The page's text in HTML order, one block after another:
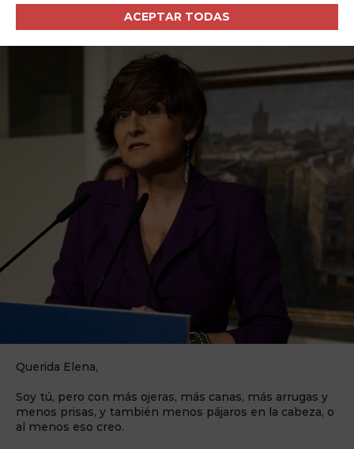
ACEPTAR TODAS
Carta a mi yo del pasado
Querida Elena,
Soy tú, pero con más ojeras, más canas, más arrugas y
menos prisas, y también menos pájaros en la cabeza, o
al menos eso creo.